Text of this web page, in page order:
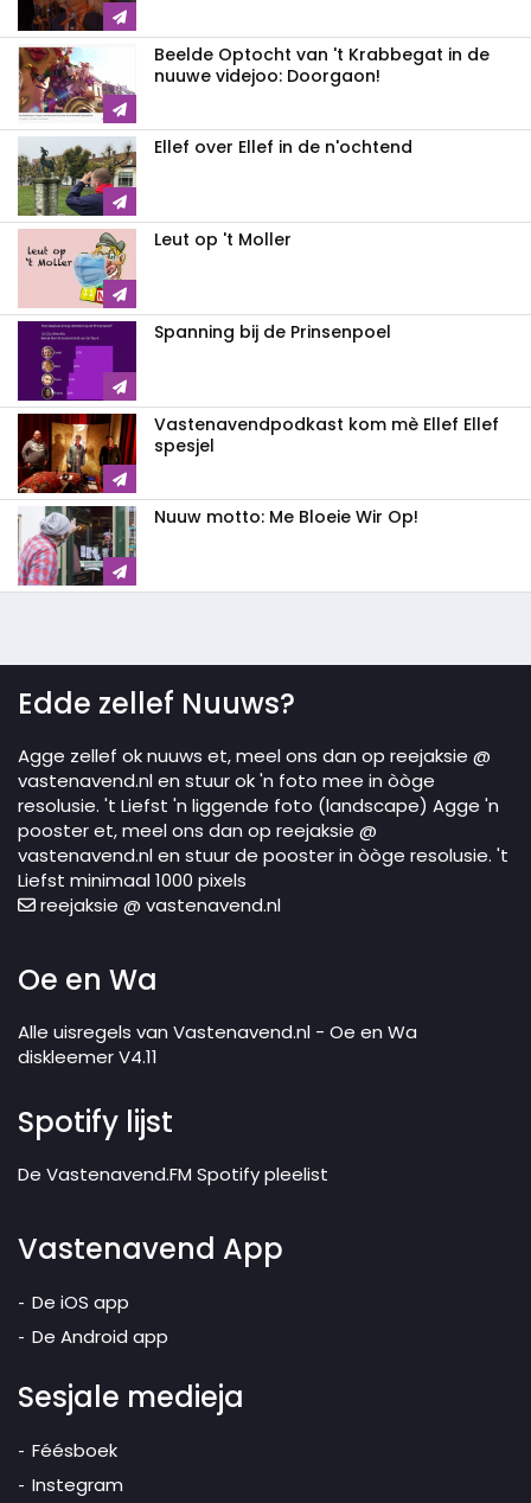
Beelde Optocht van 't Krabbegat in de
nuuwe videjoo: Doorgaon!
Ellef over Ellef in de n'ochtend
Leut op 't Moller
Spanning bij de Prinsenpoel
Vastenavendpodkast kom mè Ellef Ellef
spesjel
Nuuw motto: Me Bloeie Wir Op!
Edde zellef Nuuws?
Agge zellef ok nuuws et, meel ons dan op reejaksie @
vastenavend.nl en stuur ok 'n foto mee in òòge
resolusie. 't Liefst 'n liggende foto (landscape) Agge 'n
pooster et, meel ons dan op reejaksie @
vastenavend.nl en stuur de pooster in òòge resolusie. 't
Liefst minimaal 1000 pixels
reejaksie @ vastenavend.nl
Oe en Wa
Alle uisregels van Vastenavend.nl - Oe en Wa
diskleemer V4.11
Spotify lijst
De Vastenavend.FM Spotify pleelist
Vastenavend App
De iOS app
De Android app
Sesjale medieja
Féésboek
Instegram